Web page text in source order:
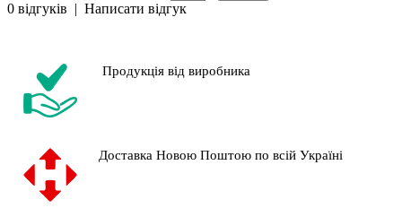
0 відгуків | Написати відгук
Продукція від виробника
Доставка Новою Поштою по всій Україні